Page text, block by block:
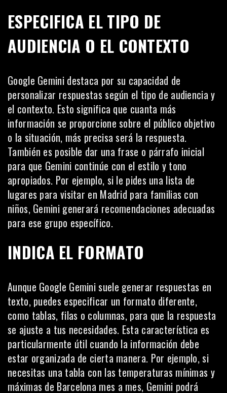
ESPECIFICA EL TIPO DE
AUDIENCIA O EL CONTEXTO
Google Gemini destaca por su capacidad de
personalizar respuestas según el tipo de audiencia y
el contexto. Esto significa que cuanta más
información se proporcione sobre el público objetivo
o la situación, más precisa será la respuesta.
También es posible dar una frase o párrafo inicial
para que Gemini continúe con el estilo y tono
apropiados. Por ejemplo, si le pides una lista de
lugares para visitar en Madrid para familias con
niños, Gemini generará recomendaciones adecuadas
para ese grupo específico.
INDICA EL FORMATO
Aunque Google Gemini suele generar respuestas en
texto, puedes especificar un formato diferente,
como tablas, filas o columnas, para que la respuesta
se ajuste a tus necesidades. Esta característica es
particularmente útil cuando la información debe
estar organizada de cierta manera. Por ejemplo, si
necesitas una tabla con las temperaturas mínimas y
máximas de Barcelona mes a mes, Gemini podrá